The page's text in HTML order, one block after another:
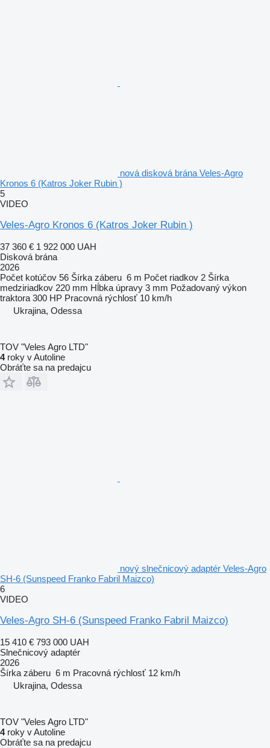
nová disková brána Veles-Agro
Kronos 6 (Katros Joker Rubin )
5
VIDEO
Veles-Agro Kronos 6 (Katros Joker Rubin )
37 360 € 1 922 000 UAH
Disková brána
2026
Počet kotúčov 56 Šírka záberu 6 m Počet riadkov 2 Šírka
medziriadkov 220 mm Hĺbka úpravy 3 mm Požadovaný výkon
traktora 300 HP Pracovná rýchlosť 10 km/h
Ukrajina, Odessa
TOV "Veles Agro LTD"
4roky v Autoline
Obráťte sa na predajcu
nový slnečnicový adaptér Veles-Agro
SH-6 (Sunspeed Franko Fabril Maizco)
6
VIDEO
Veles-Agro SH-6 (Sunspeed Franko Fabril Maizco)
15 410 € 793 000 UAH
Slnečnicový adaptér
2026
Šírka záberu 6 m Pracovná rýchlosť 12 km/h
Ukrajina, Odessa
TOV "Veles Agro LTD"
4roky v Autoline
Obráťte sa na predajcu